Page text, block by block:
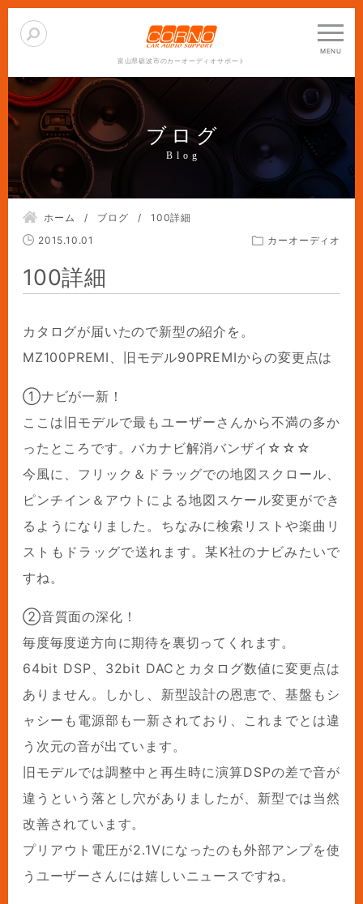
富山県砺波市のカーオーディオサポート
ブログ
ホーム ブログ
100詳細
2015.10.01
カーオーディオ
100詳細
カタログが届いたので新型の紹介を。
MZ100PREMI、旧モデル90PREMIからの変更点は
①ナビが一新！
ここは旧モデルで最もユーザーさんから不満の多か
ったところです。バカナビ解消バンザイ☆☆☆
今風に、フリック＆ドラッグでの地図スクロール、
ピンチイン＆アウトによる地図スケール変更ができ
るようになりました。ちなみに検索リストや楽曲リ
ストもドラッグで送れます。某K社のナビみたいで
すね。
②音質面の深化！
毎度毎度逆方向に期待を裏切ってくれます。
64bit DSP、32bit DACとカタログ数値に変更点は
ありません。しかし、新型設計の恩恵で、基盤もシ
ャシーも電源部も一新されており、これまでとは違
う次元の音が出ています。
旧モデルでは調整中と再生時に演算DSPの差で音が
違うという落とし穴がありましたが、新型では当然
改善されています。
プリアウト電圧が2.1Vになったのも外部アンプを使
うユーザーさんには嬉しいニュースですね。